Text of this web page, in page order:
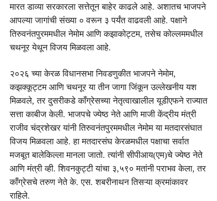
मारत डाव्या सरकारला सत्तेतून बाहेर काढले आहे. अशातच भाजपने
आपल्या जागांची संख्या ० वरून ३ पर्यंत वाढवली आहे. पक्षाने
तिरुवनंतपुरममधील नेमोम आणि कझाकोट्टम, तसेच कोल्लममधील
चथनूर येथून विजय मिळवला आहे.
२०२६ च्या केरळ विधानसभा निवडणुकीत भाजपने नेमोम,
कझक्कूट्टम आणि चथनूर या तीन जागा जिंकून उल्लेखनीय यश
मिळवले, तर दुसरीकडे काँग्रेसच्या नेतृत्वाखालील यूडीएफने राज्यात
सत्ता काबीज केली. भाजपचे ज्येष्ठ नेते आणि माजी केंद्रीय मंत्री
राजीव चंद्रशेखर यांनी तिरुवनंतपुरममधील नेमोम या मतदारसंघात
विजय मिळवला आहे. हा मतदारसंघ केरळमधील पक्षाचा सर्वात
मजबूत बालेकिल्ला मानला जातो. त्यांनी सीपीआय(एम)चे ज्येष्ठ नेते
आणि मंत्री व्ही. शिवनकुट्टी यांचा ३,५९० मतांनी पराभव केला, तर
काँग्रेसचे तरुण नेते के. एस. शबरीनाथन तिसऱ्या क्रमांकावर
राहिले.